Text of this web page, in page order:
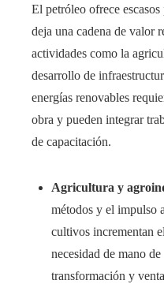
El petróleo ofrece
deja una cadena de valor
actividades como la
desarrollo de
energías renovables
obra y pueden integrar
de capacitación.
Agricultura y
métodos y el impulso
cultivos incrementan
necesidad de mano
transformación y